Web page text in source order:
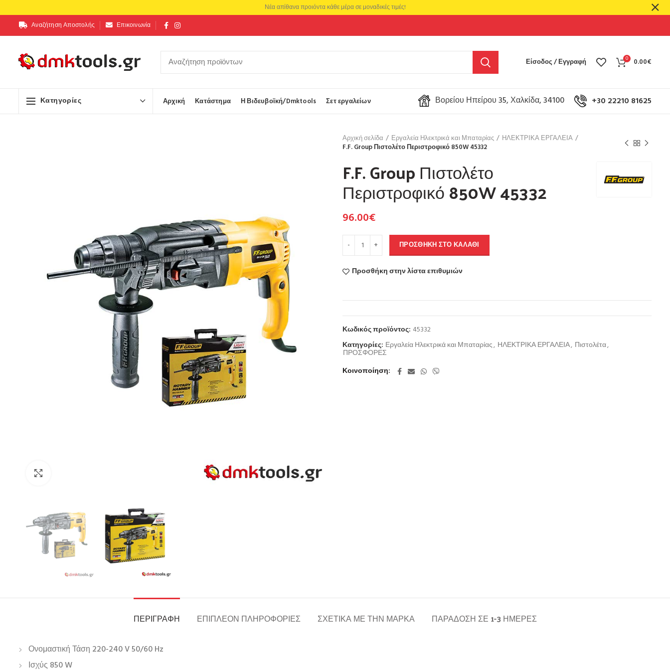
Αναζήτηση Αποστολής Επικοινωνία
Είσοδος / Εγγραφή 0 0.00€
Κατηγορίες Αρχική Κατάστημα Η Βιδευβοϊκή/Dmktools Σετ εργαλείων Βορείου Ηπείρου 35, Χαλκίδα, 34100 +30 22210 81625
Αρχική σελίδα Εργαλεία Ηλεκτρικά και Μπαταρίας
ΗΛΕΚΤΡΙΚΑ ΕΡΓΑΛΕΙΑ
F.F. Group Πιστολέτο Περιστροφικό 850W 45332
F.F. Group Πιστολέτο
Περιστροφικό 850W 45332
96.00€
ΠΡΟΣΘΉΚΗ ΣΤΟ ΚΑΛΆΘΙ
Προσθήκη στην λίστα επιθυμιών
Κωδικός προϊόντος: 45332
Κατηγορίες: Εργαλεία Ηλεκτρικά και Μπαταρίας, ΗΛΕΚΤΡΙΚΑ ΕΡΓΑΛΕΙΑ, Πιστολέτα,
ΠΡΟΣΦΟΡΕΣ
Κοινοποίηση
ΠΕΡΙΓΡΑΦΉ ΕΠΙΠΛΈΟΝ ΠΛΗΡΟΦΟΡΊΕΣ ΣΧΕΤΙΚΆ ΜΕ ΤΗΝ ΜΆΡΚΑ ΠΑΡΆΔΟΣΗ ΣΕ 1-3 ΗΜΈΡΕΣ
Ονομαστική Τάση 220-240 V 50/60 Hz
Ισχύς 850 W
Νέα απίθανα προιόντα κάθε μέρα σε μοναδικές τιμές!